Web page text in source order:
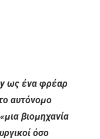
ως ένα φρέαρ
αυτόνομο
βιομηχανία
όσο